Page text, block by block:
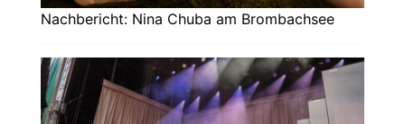
Nachbericht: Nina Chuba am Brombachsee